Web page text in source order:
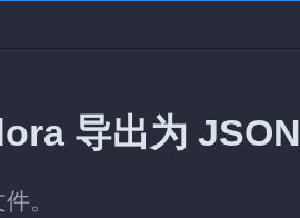
导出为 JSON
。